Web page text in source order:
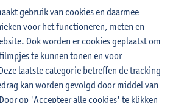
opleidingsonderdelen
en Hispanoamérica (siglos XX-
Pedemonte
Juridische en economische
gebruik van cookies en daarmee
voor het functioneren, meten en
Ook worden er cookies geplaatst om
te kunnen tonen en voor
laatste categorie betreffen de tracking
kan worden gevolgd door middel van
op 'Accepteer alle cookies' te klikken